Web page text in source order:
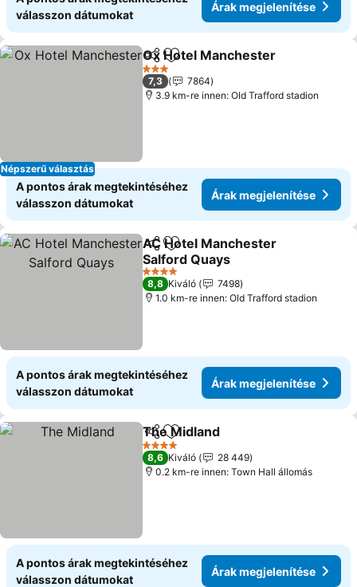
válasszon dátumokat
Árak megjelenítése
Népszerű választás
Megosztás
Hozzáadás a kedvencekhez
Ox Hotel Manchester
3 Kategória
7,3
7864
3.9 km-re innen: Old Trafford stadion
A pontos árak megtekintéséhez
válasszon dátumokat
Árak megjelenítése
Megosztás
Hozzáadás a kedvencekhez
AC Hotel Manchester
Salford Quays
Árak megjelenítése
4 Kategória
8,8 Kiváló
7498
1.0 km-re innen: Old Trafford stadion
A pontos árak megtekintéséhez
válasszon dátumokat
Árak megjelenítése
Megosztás
Hozzáadás a kedvencekhez
The Midland
4 Kategória
8,6 Kiváló
28 449
0.2 km-re innen: Town Hall állomás
A pontos árak megtekintéséhez
válasszon dátumokat
Árak megjelenítése